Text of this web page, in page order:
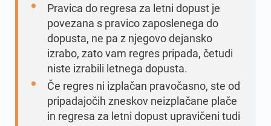
Pravica do regresa za letni dopust je
povezana s pravico zaposlenega do
dopusta, ne pa z njegovo dejansko
izrabo, zato vam regres pripada, četudi
niste izrabili letnega dopusta.
Če regres ni izplačan pravočasno, ste od
pripadajočih zneskov neizplačane plače
in regresa za letni dopust upravičeni tudi